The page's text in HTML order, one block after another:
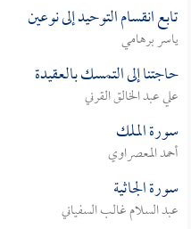
تابع انقسام التوحيد إلى نوعين
ياسر برهامي
حاجتنا إلى التمسك بالعقيدة
علي عبد الخالق القرني
سورة الملك
أحمد المعصراوي
سورة الجاثية
عبد السلام غالب السفياني